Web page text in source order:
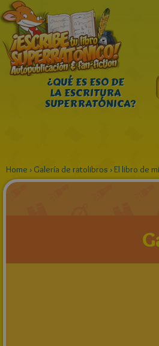
¿QUÉ ES ESO DE
LA ESCRITURA
SUPERRATÓNICA?
Home › Galería de ratolibros ›El libro de